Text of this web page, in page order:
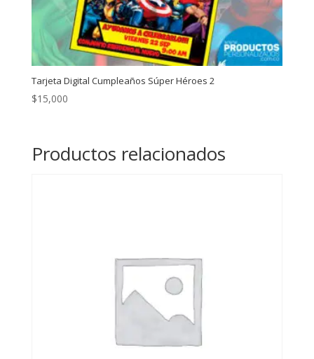
Tarjeta Digital Cumpleaños Súper Héroes 2
$15,000
Productos relacionados